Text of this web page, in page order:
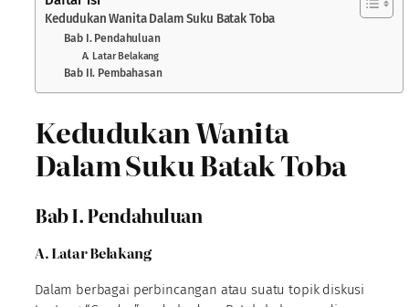
Kedudukan Wanita Dalam Suku Batak Toba
Bab I. Pendahuluan
A. Latar Belakang
Bab II. Pembahasan
Kedudukan Wanita
Dalam Suku Batak Toba
Bab I. Pendahuluan
A. Latar Belakang
Dalam berbagai perbincangan atau suatu topik diskusi